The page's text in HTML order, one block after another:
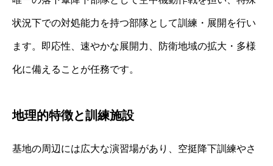
状況下での対処能力を持つ部隊として訓練・展開を行い
ます。即応性、速やかな展開力、防衛地域の拡大・多様
化に備えることが任務です。
地理的特徴と訓練施設
基地の周辺には広大な演習場があり、空挺降下訓練やさ